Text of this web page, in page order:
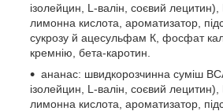
ізолейцин, L-валін, соєвий лецитин),
лимонна кислота, ароматизатор,
сукрозу й ацесульфам К, фосфат
кремнію, бета-каротин.
ананас: швидкорозчинна суміш
ізолейцин, L-валін, соєвий лецитин),
лимонна кислота, ароматизатор,